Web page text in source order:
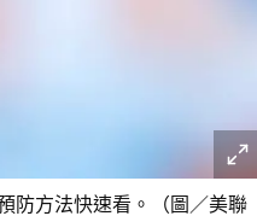
防方法快速看。（圖／美聯